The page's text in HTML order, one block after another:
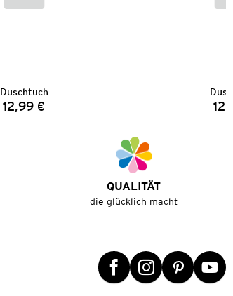
Duschtuch
Preis:
12,99 €
QUALITÄT
die glücklich macht